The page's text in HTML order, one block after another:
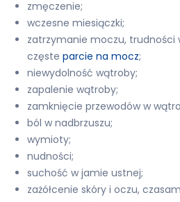
zmęczenie;
wczesne miesiączki;
zatrzymanie moczu, trudności
częste parcie na mocz;
niewydolność wątroby;
zapalenie wątroby;
zamknięcie przewodów w
ból w nadbrzuszu;
wymioty;
nudności;
suchość w jamie ustnej;
zażółcenie skóry i oczu,